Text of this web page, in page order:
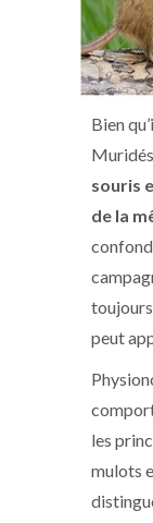
Bien
souris
de la
peut
les
mulots